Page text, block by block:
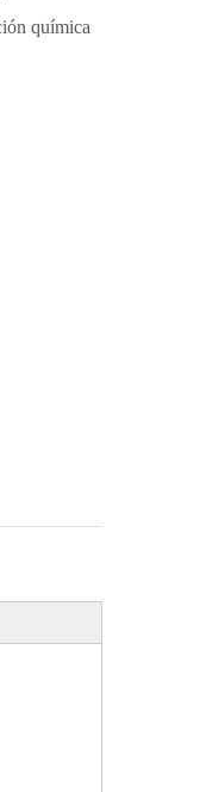
química